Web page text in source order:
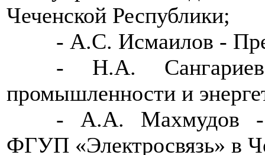
Чеченской Республики;
- А.С. Исмаилов -
- Н.А.
промышленности и
- А.А. Махмудов -
ФГУП «Электросвязь» в